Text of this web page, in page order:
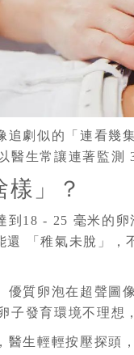
追劇似的「連看幾
醫生常讓連著監
」？
到18 - 25 毫米的
「稚氣未脫」
優質卵泡在超聲圖
子發育環境不理想
醫生輕輕按壓探頭